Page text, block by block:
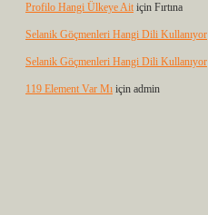
Profilo Hangi Ülkeye Ait için Fırtına
Selanik Göçmenleri Hangi Dili Kullanıyor
Selanik Göçmenleri Hangi Dili Kullanıyor
119 Element Var Mı için admin